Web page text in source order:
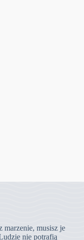
marzenie, musisz je
nie potrafią